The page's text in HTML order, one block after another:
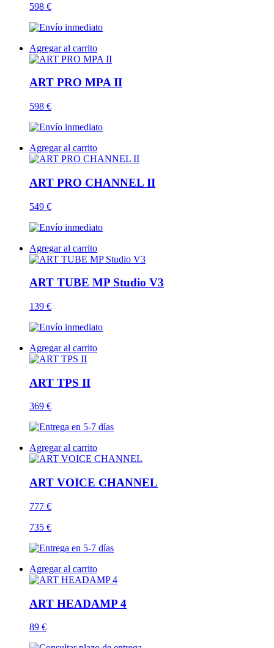
598 €
Agregar al carrito
ART PRO MPA II
598 €
Agregar al carrito
ART PRO CHANNEL II
549 €
Agregar al carrito
ART TUBE MP Studio V3
139 €
Agregar al carrito
ART TPS II
369 €
Agregar al carrito
ART VOICE CHANNEL
777 €
735 €
Agregar al carrito
ART HEADAMP 4
89 €